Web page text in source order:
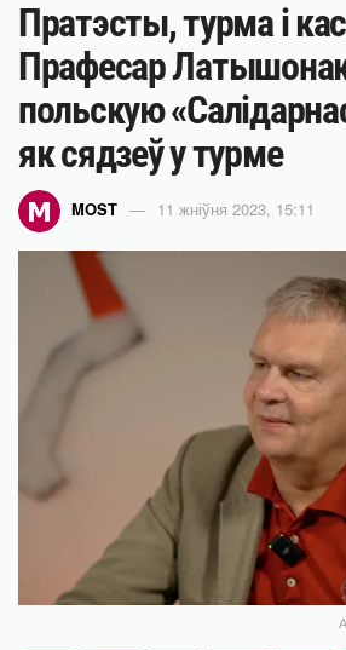
Пратэсты, турма і
Прафесар
польскую
як сядзеў у турме
MOST 11 жніўня 2023, 15:11